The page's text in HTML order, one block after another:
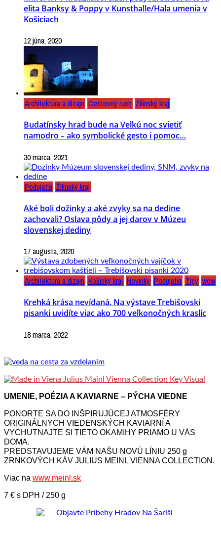
elita Banksy & Poppy v Kunsthalle/Hala umenia v
Košiciach
12 júna, 2020
Architektúra a dizajn Cestovný ruch Žilinský kraj
Budatínsky hrad bude na Veľkú noc svietiť
namodro – ako symbolické gesto i pomoc…
30 marca, 2021
Podujatia Žilinský kraj
Aké boli dožinky a aké zvyky sa na dedine
zachovali? Oslava pôdy a jej darov v Múzeu
slovenskej dediny
17 augusta, 2020
Architektúra a dizajn Košický kraj Novinky Podujatia Tipy wow
Krehká krása nevídaná. Na výstave Trebišovski
pisanki uvidíte viac ako 700 veľkonočných kraslíc
18 marca, 2022
UMENIE, POÉZIA A KAVIARNE – PÝCHA VIEDNE
PONORTE SA DO INŠPIRUJÚCEJ ATMOSFÉRY
ORIGINÁLNYCH VIEDENSKÝCH KAVIARNÍ A
VYCHUTNAJTE SI TIETO OKAMIHY PRIAMO U VÁS
DOMA.
PREDSTAVUJEME VÁM NAŠU NOVÚ LÍNIU 250 g
ZRNKOVÝCH KÁV JULIUS MEINL VIENNA COLLECTION.
Viac na www.meinl.sk
7 € s DPH / 250 g